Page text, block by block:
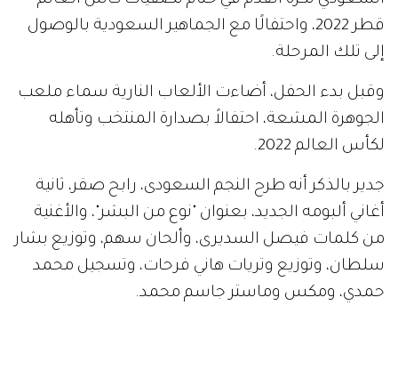
قطر 2022، واحتفالًا مع الجماهير السعودية بالوصول
إلى تلك المرحلة.
وقبل بدء الحفل، أضاءت الألعاب النارية سماء ملعب
الجوهرة المشعة، احتفالاً بصدارة المنتخب وتأهله
لكأس العالم 2022.
جدير بالذكر أنه طرح النجم السعودى، رابح صقر، ثانية
أغاني ألبومه الجديد، بعنوان "نوع من البشر"، والأغنية
من كلمات فيصل السديرى، وألحان سهم، وتوزيع بشار
سلطان، وتوزيع وتريات هاني فرحات، وتسجيل محمد
حمدي، ومكس وماستر جاسم محمد.